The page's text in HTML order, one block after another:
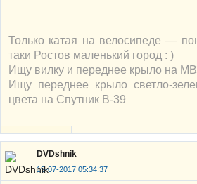
Только катая на велосипеде —
таки Ростов маленький город : )
Ищу вилку и переднее крыло на
Ищу переднее крыло светло-
цвета на Спутник В-39
DVDshnik
19-07-2017 05:34:37